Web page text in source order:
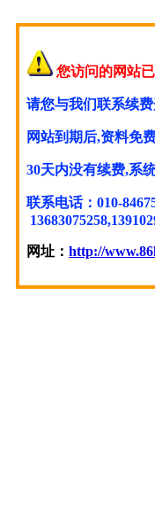
您访问的网站
请您与我们联系续
网站到期后,资料免
30天内没有续费,系
联系电话：010-
网址： http://